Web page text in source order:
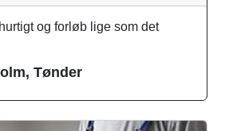
og forløb lige som det
Tønder